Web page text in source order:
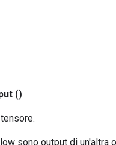
()
sono output di un'altra